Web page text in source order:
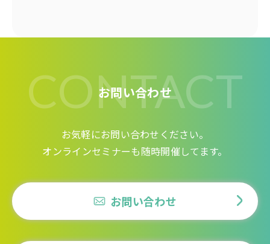
CONTACT
お問い合わせ
お気軽にお問い合わせください。
オンラインセミナーも随時開催してます。
お問い合わせ